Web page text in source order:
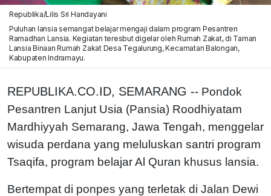
Republika/Lilis Sri Handayani
Puluhan lansia semangat belajar mengaji dalam program Pesantren
Ramadhan Lansia. Kegiatan teresbut digelar oleh Rumah Zakat, di Taman
Lansia Binaan Rumah Zakat Desa Tegalurung, Kecamatan Balongan,
Kabupaten Indramayu.
REPUBLIKA.CO.ID, SEMARANG -- Pondok
Pesantren Lanjut Usia (Pansia) Roodhiyatam
Mardhiyyah Semarang, Jawa Tengah, menggelar
wisuda perdana yang meluluskan santri program
Tsaqifa, program belajar Al Quran khusus lansia.
Bertempat di ponpes yang terletak di Jalan Dewi